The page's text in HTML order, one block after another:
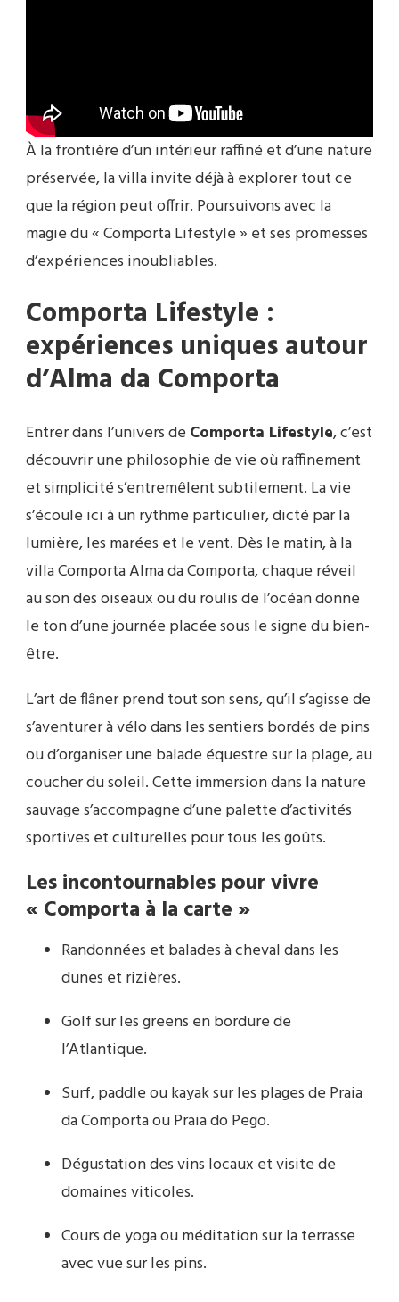
À la frontière d’un intérieur raffiné et d’une nature
préservée, la villa invite déjà à explorer tout ce
que la région peut offrir. Poursuivons avec la
magie du « Comporta Lifestyle » et ses promesses
d’expériences inoubliables.
Comporta Lifestyle :
expériences uniques autour
d’Alma da Comporta
Entrer dans l’univers de Comporta Lifestyle, c’est
découvrir une philosophie de vie où raffinement
et simplicité s’entremêlent subtilement. La vie
s’écoule ici à un rythme particulier, dicté par la
lumière, les marées et le vent. Dès le matin, à la
villa Comporta Alma da Comporta, chaque réveil
au son des oiseaux ou du roulis de l’océan donne
le ton d’une journée placée sous le signe du bien-
être.
L’art de flâner prend tout son sens, qu’il s’agisse de
s’aventurer à vélo dans les sentiers bordés de pins
ou d’organiser une balade équestre sur la plage, au
coucher du soleil. Cette immersion dans la nature
sauvage s’accompagne d’une palette d’activités
sportives et culturelles pour tous les goûts.
Les incontournables pour vivre
« Comporta à la carte »
Randonnées et balades à cheval dans les
dunes et rizières.
Golf sur les greens en bordure de
l’Atlantique.
Surf, paddle ou kayak sur les plages de Praia
da Comporta ou Praia do Pego.
Dégustation des vins locaux et visite de
domaines viticoles.
Cours de yoga ou méditation sur la terrasse
avec vue sur les pins.